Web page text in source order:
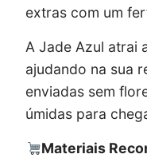
extras com um
A Jade Azul atrai
ajudando na sua
enviadas sem
úmidas para
Materiais